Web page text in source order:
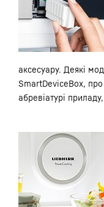
аксесуару. Деякі
SmartDeviceBox, про
абревіатурі